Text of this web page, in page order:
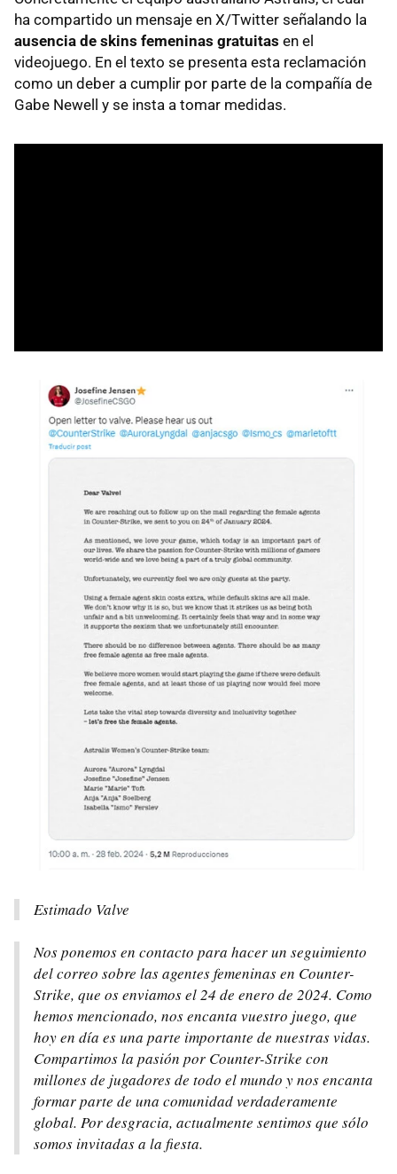
ha compartido un mensaje en X/Twitter señalando la
ausencia de skins femeninas gratuitas en el
videojuego. En el texto se presenta esta reclamación
como un deber a cumplir por parte de la compañía de
Gabe Newell y se insta a tomar medidas.
Estimado Valve
Nos ponemos en contacto para hacer un seguimiento
del correo sobre las agentes femeninas en Counter-
Strike, que os enviamos el 24 de enero de 2024. Como
hemos mencionado, nos encanta vuestro juego, que
hoy en día es una parte importante de nuestras vidas.
Compartimos la pasión por Counter-Strike con
millones de jugadores de todo el mundo y nos encanta
formar parte de una comunidad verdaderamente
global. Por desgracia, actualmente sentimos que sólo
somos invitadas a la fiesta.